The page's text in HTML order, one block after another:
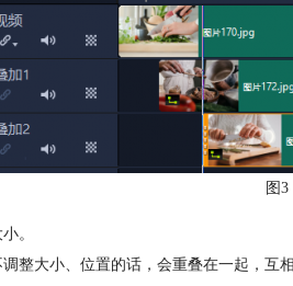
图
。
整大小、位置的话，会重叠在一起，互